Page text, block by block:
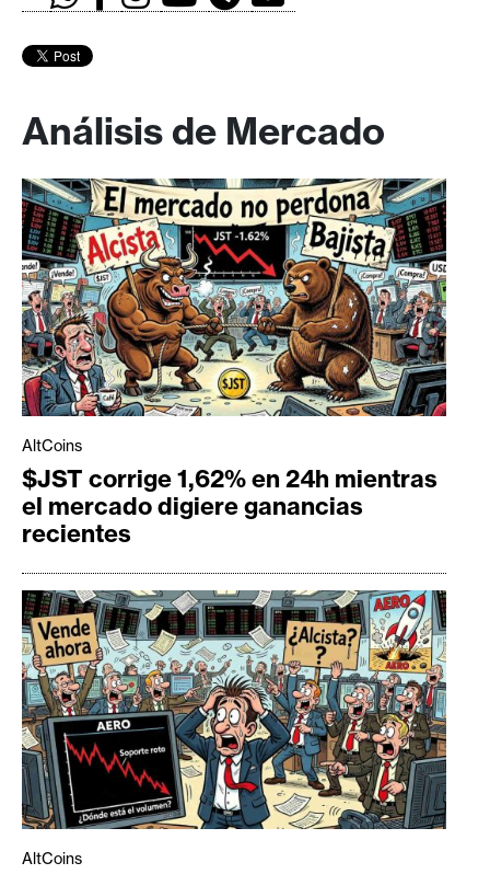
Análisis de Mercado
AltCoins
$JST corrige 1,62% en 24h mientras
el mercado digiere ganancias
recientes
AltCoins